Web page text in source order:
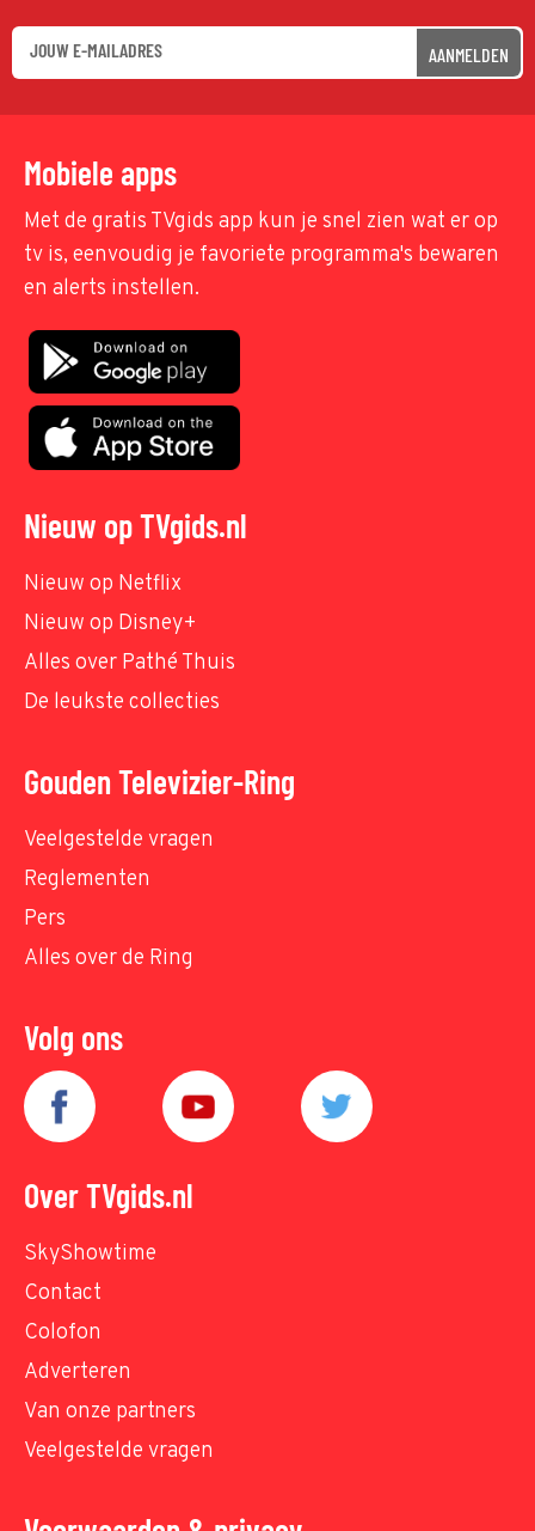
AANMELDEN
Mobiele apps
Met de gratis TVgids app kun je snel zien wat er op
tv is, eenvoudig je favoriete programma's bewaren
en alerts instellen.
Nieuw op TVgids.nl
Nieuw op Netflix
Nieuw op Disney+
Alles over Pathé Thuis
De leukste collecties
Gouden Televizier-Ring
Veelgestelde vragen
Reglementen
Pers
Alles over de Ring
Volg ons
Over TVgids.nl
SkyShowtime
Contact
Colofon
Adverteren
Van onze partners
Veelgestelde vragen